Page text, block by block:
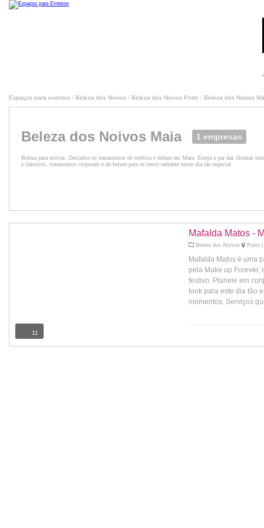
Espaços para eventos / Beleza dos Noivos / Beleza dos Noivos Porto / Beleza dos Noivos
Beleza dos Noivos Maia 1 empresas
Beleza para noivas: Descubra os tratamentos de estética e beleza em Maia. Esteja a par das últimas
e clássicos, tratamentos corporais e de beleza para se sentir radiante nesse dia tão especial.
Mafalda Matos -
Beleza dos Noivos Porto
Mafalda Matos é uma
pela Make up Forever,
festivo. Planeie em
look para este dia tão
momentos. Serviços
11